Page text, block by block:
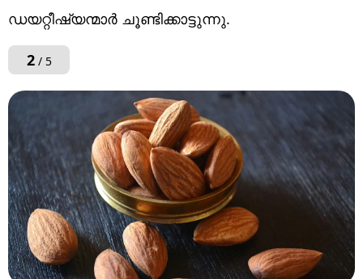
ഡയറ്റീഷ്യന്മാർ ചൂണ്ടിക്കാട്ടുന്നു.
2/ 5